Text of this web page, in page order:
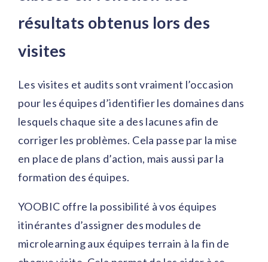
résultats obtenus lors des
visites
Les visites et audits sont vraiment l’occasion
pour les équipes d’identifier les domaines dans
lesquels chaque site a des lacunes afin de
corriger les problèmes. Cela passe par la mise
en place de plans d’action, mais aussi par la
formation des équipes.
YOOBIC offre la possibilité à vos équipes
itinérantes d’assigner des modules de
microlearning aux équipes terrain à la fin de